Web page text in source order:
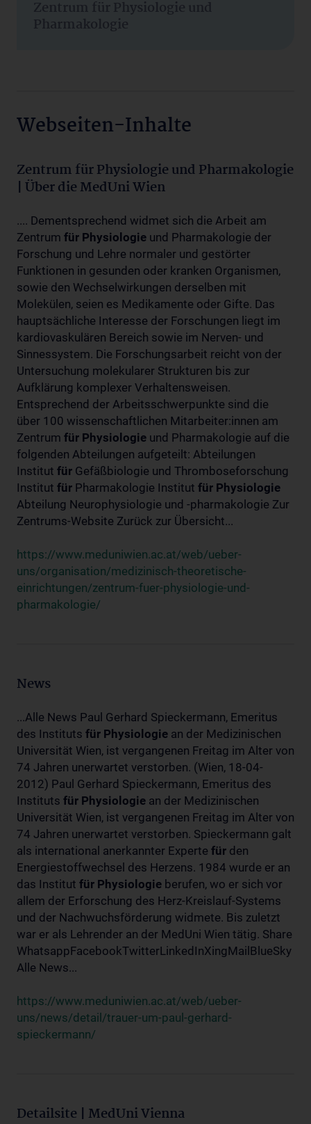
Zentrum für Physiologie und
Pharmakologie
Webseiten-Inhalte
Zentrum für Physiologie und Pharmakologie
| Über die MedUni Wien
.... Dementsprechend widmet sich die Arbeit am
Zentrum für Physiologie und Pharmakologie der
Forschung und Lehre normaler und gestörter
Funktionen in gesunden oder kranken Organismen,
sowie den Wechselwirkungen derselben mit
Molekülen, seien es Medikamente oder Gifte. Das
hauptsächliche Interesse der Forschungen liegt im
kardiovaskulären Bereich sowie im Nerven- und
Sinnessystem. Die Forschungsarbeit reicht von der
Untersuchung molekularer Strukturen bis zur
Aufklärung komplexer Verhaltensweisen.
Entsprechend der Arbeitsschwerpunkte sind die
über 100 wissenschaftlichen Mitarbeiter:innen am
Zentrum für Physiologie und Pharmakologie auf die
folgenden Abteilungen aufgeteilt: Abteilungen
Institut für Gefäßbiologie und Thromboseforschung
Institut für Pharmakologie Institut für Physiologie
Abteilung Neurophysiologie und -pharmakologie Zur
Zentrums-Website Zurück zur Übersicht...
https://www.meduniwien.ac.at/web/ueber-
uns/organisation/medizinisch-theoretische-
einrichtungen/zentrum-fuer-physiologie-und-
pharmakologie/
News
...Alle News Paul Gerhard Spieckermann, Emeritus
des Instituts für Physiologie an der Medizinischen
Universität Wien, ist vergangenen Freitag im Alter von
74 Jahren unerwartet verstorben. (Wien, 18-04-
2012) Paul Gerhard Spieckermann, Emeritus des
Instituts für Physiologie an der Medizinischen
Universität Wien, ist vergangenen Freitag im Alter von
74 Jahren unerwartet verstorben. Spieckermann galt
als international anerkannter Experte für den
Energiestoffwechsel des Herzens. 1984 wurde er an
das Institut für Physiologie berufen, wo er sich vor
allem der Erforschung des Herz-Kreislauf-Systems
und der Nachwuchsförderung widmete. Bis zuletzt
war er als Lehrender an der MedUni Wien tätig. Share
WhatsappFacebookTwitterLinkedInXingMailBlueSky
Alle News...
https://www.meduniwien.ac.at/web/ueber-
uns/news/detail/trauer-um-paul-gerhard-
spieckermann/
Detailsite | MedUni Vienna